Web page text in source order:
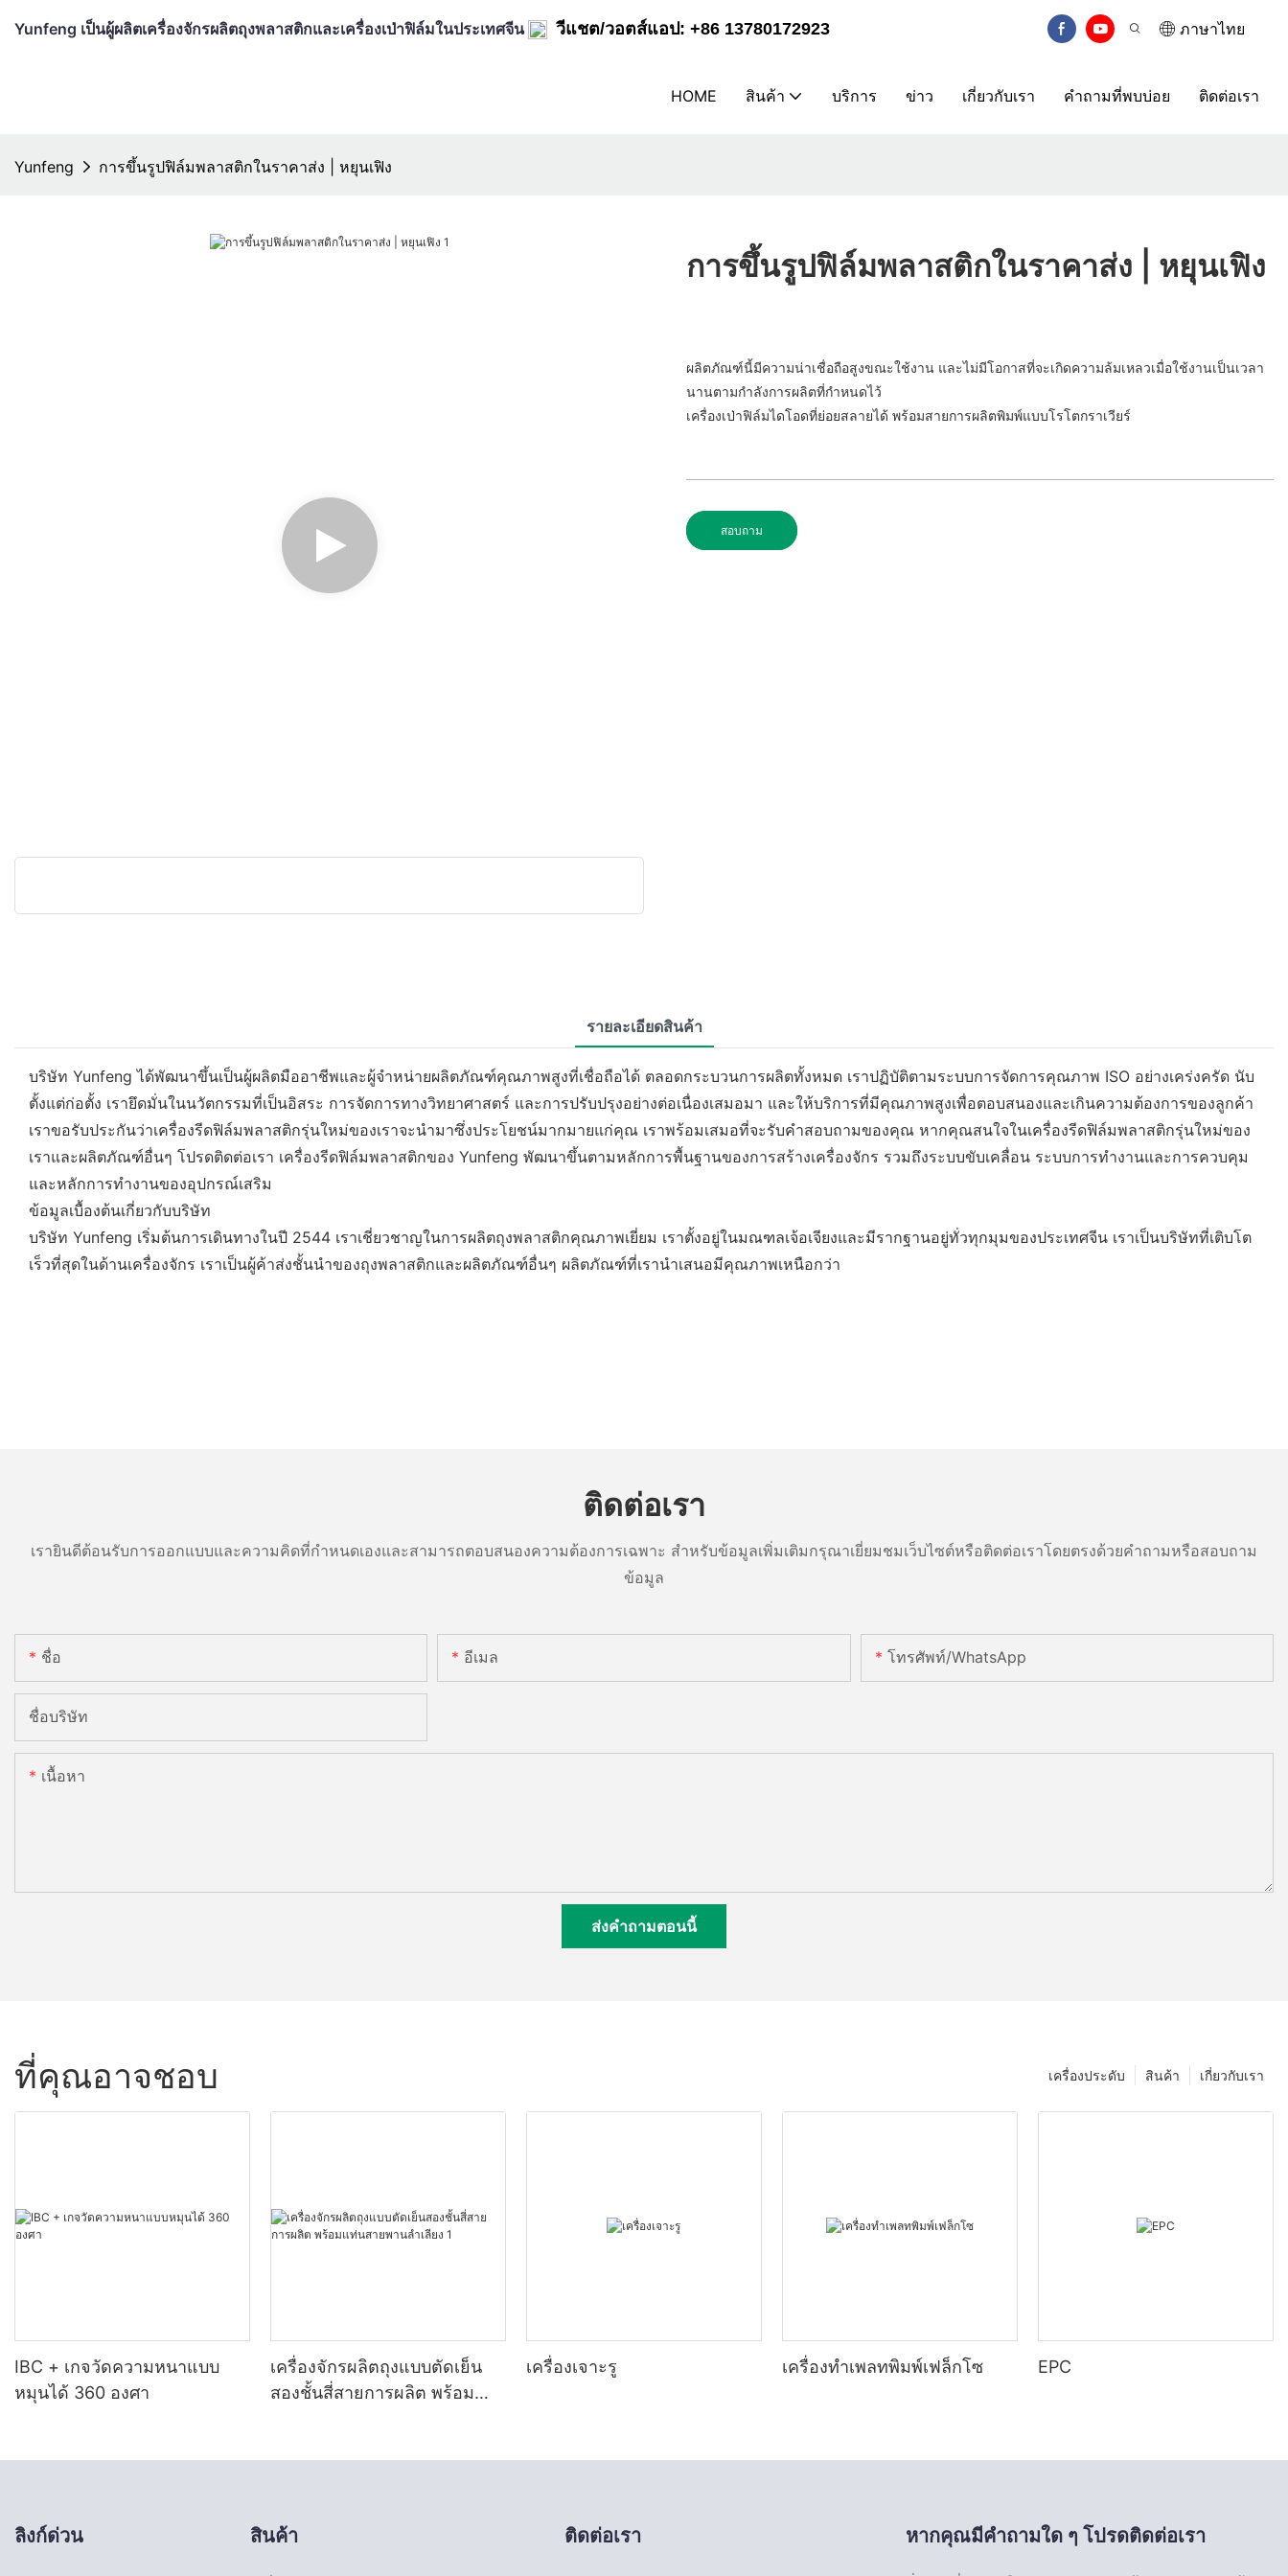
Yunfeng เป็นผู้ผลิตเครื่องจักรผลิตถุงพลาสติกและเครื่องเป่าฟิล์มในประเทศจีน วีแชต/วอตส์แอป: +86 13780172923 ภาษาไทย
HOME สินค้า บริการ ข่าว เกี่ยวกับเรา คำถามที่พบบ่อย ติดต่อเรา
Yunfeng การขึ้นรูปฟิล์มพลาสติกในราคาส่ง | หยุนเฟิง
การขึ้นรูปฟิล์มพลาสติกในราคาส่ง | หยุนเฟิง
ผลิตภัณฑ์นี้มีความน่าเชื่อถือสูงขณะใช้งาน และไม่มีโอกาสที่จะเกิดความล้มเหลวเมื่อใช้งานเป็นเวลา
นานตามกำลังการผลิตที่กำหนดไว้
เครื่องเป่าฟิล์มไดโอดที่ย่อยสลายได้ พร้อมสายการผลิตพิมพ์แบบโรโตกราเวียร์
สอบถาม
รายละเอียดสินค้า
บริษัท Yunfeng ได้พัฒนาขึ้นเป็นผู้ผลิตมืออาชีพและผู้จำหน่ายผลิตภัณฑ์คุณภาพสูงที่เชื่อถือได้ ตลอดกระบวนการผลิตทั้งหมด เราปฏิบัติตามระบบการจัดการคุณภาพ ISO อย่างเคร่งครัด นับ
ตั้งแต่ก่อตั้ง เรายึดมั่นในนวัตกรรมที่เป็นอิสระ การจัดการทางวิทยาศาสตร์ และการปรับปรุงอย่างต่อเนื่องเสมอมา และให้บริการที่มีคุณภาพสูงเพื่อตอบสนองและเกินความต้องการของลูกค้า
เราขอรับประกันว่าเครื่องรีดฟิล์มพลาสติกรุ่นใหม่ของเราจะนำมาซึ่งประโยชน์มากมายแก่คุณ เราพร้อมเสมอที่จะรับคำสอบถามของคุณ หากคุณสนใจในเครื่องรีดฟิล์มพลาสติกรุ่นใหม่ของ
เราและผลิตภัณฑ์อื่นๆ โปรดติดต่อเรา เครื่องรีดฟิล์มพลาสติกของ Yunfeng พัฒนาขึ้นตามหลักการพื้นฐานของการสร้างเครื่องจักร รวมถึงระบบขับเคลื่อน ระบบการทำงานและการควบคุม
และหลักการทำงานของอุปกรณ์เสริม
ข้อมูลเบื้องต้นเกี่ยวกับบริษัท
บริษัท Yunfeng เริ่มต้นการเดินทางในปี 2544 เราเชี่ยวชาญในการผลิตถุงพลาสติกคุณภาพเยี่ยม เราตั้งอยู่ในมณฑลเจ้อเจียงและมีรากฐานอยู่ทั่วทุกมุมของประเทศจีน เราเป็นบริษัทที่เติบโต
เร็วที่สุดในด้านเครื่องจักร เราเป็นผู้ค้าส่งชั้นนำของถุงพลาสติกและผลิตภัณฑ์อื่นๆ ผลิตภัณฑ์ที่เรานำเสนอมีคุณภาพเหนือกว่า
ติดต่อเรา
เรายินดีต้อนรับการออกแบบและความคิดที่กำหนดเองและสามารถตอบสนองความต้องการเฉพาะ สำหรับข้อมูลเพิ่มเติมกรุณาเยี่ยมชมเว็บไซต์หรือติดต่อเราโดยตรงด้วยคำถามหรือสอบถาม
ข้อมูล
ชื่อ อีเมล โทรศัพท์/WhatsApp
ชื่อบริษัท
เนื้อหา
ส่งคำถามตอนนี้
ที่คุณอาจชอบ เกี่ยวกับเรา
สินค้า
เครื่องประดับ
IBC + เกจวัดความหนาแบบ
หมุนได้ 360 องศา
เครื่องจักรผลิตถุงแบบตัดเย็น
สองชั้นสี่สายการผลิต พร้อม
เครื่องเจาะรู เครื่องทำเพลทพิมพ์เฟล็กโซ EPC
ลิงก์ด่วน สินค้า ติดต่อเรา หากคุณมีคำถามใด ๆ โปรดติดต่อเรา